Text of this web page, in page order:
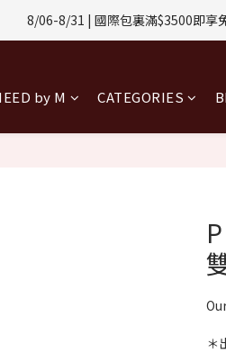
CUBOX正價商品 贈【威靈頓 / 波士頓
8/08-8/10 | 全館任選3件 贈 $188購
by M CATEGORIES
＊